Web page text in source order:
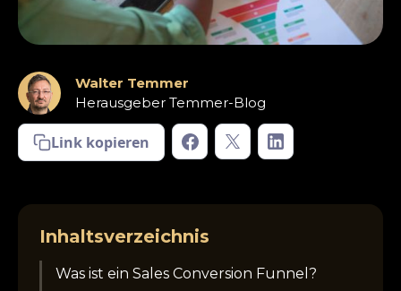
Walter Temmer
Herausgeber Temmer-Blog
Link kopieren
Inhaltsverzeichnis
Was ist ein Sales Conversion Funnel?